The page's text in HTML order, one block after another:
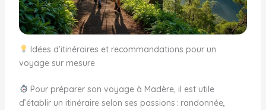
Idées d’itinéraires et recommandations pour un
voyage sur mesure
Pour préparer son voyage à Madère, il est utile
d’établir un itinéraire selon ses passions : randonnée,